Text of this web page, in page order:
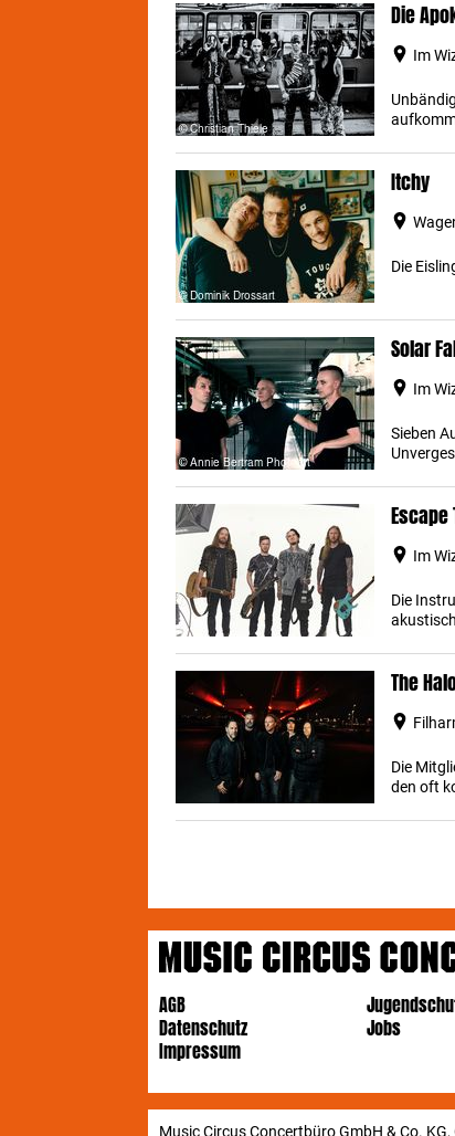
Die
Im
Itchy
Die
Solar
Im
Sieben
Escape
Im
Die
The
Die
den oft
AGB
Datenschutz
Impressum
Jobs
Music Circus Concertbüro GmbH & Co.